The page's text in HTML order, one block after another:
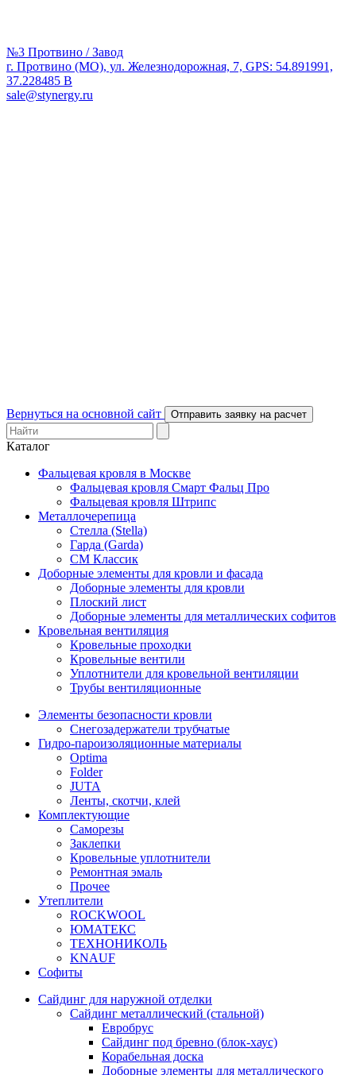
№3 Протвино / Завод
г. Протвино (МО), ул. Железнодорожная, 7, GPS: 54.891991,
37.228485 В
sale@stynergy.ru
Вернуться на основной сайт Отправить заявку на расчет
Каталог
Фальцевая кровля в Москве
Фальцевая кровля Смарт Фальц Про
Фальцевая кровля Штрипс
Металлочерепица
Стелла (Stella)
Гарда (Garda)
СМ Классик
Доборные элементы для кровли и фасада
Доборные элементы для кровли
Плоский лист
Доборные элементы для металлических софитов
Кровельная вентиляция
Кровельные проходки
Кровельные вентили
Уплотнители для кровельной вентиляции
Трубы вентиляционные
Элементы безопасности кровли
Снегозадержатели трубчатые
Гидро-пароизоляционные материалы
Optima
Folder
JUTA
Ленты, скотчи, клей
Комплектующие
Саморезы
Заклепки
Кровельные уплотнители
Ремонтная эмаль
Прочее
Утеплители
ROCKWOOL
ЮМАТЕКС
ТЕХНОНИКОЛЬ
KNAUF
Софиты
Сайдинг для наружной отделки
Сайдинг металлический (стальной)
Евробрус
Сайдинг под бревно (блок-хаус)
Корабельная доска
Доборные элементы для металлического